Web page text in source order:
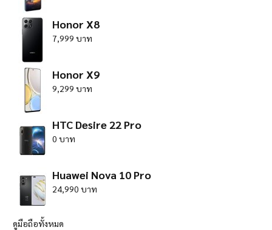
Honor X8
7,999 บาท
Honor X9
9,299 บาท
HTC Desire 22 Pro
0 บาท
Huawei Nova 10 Pro
24,990 บาท
ดูมือถือทั้งหมด